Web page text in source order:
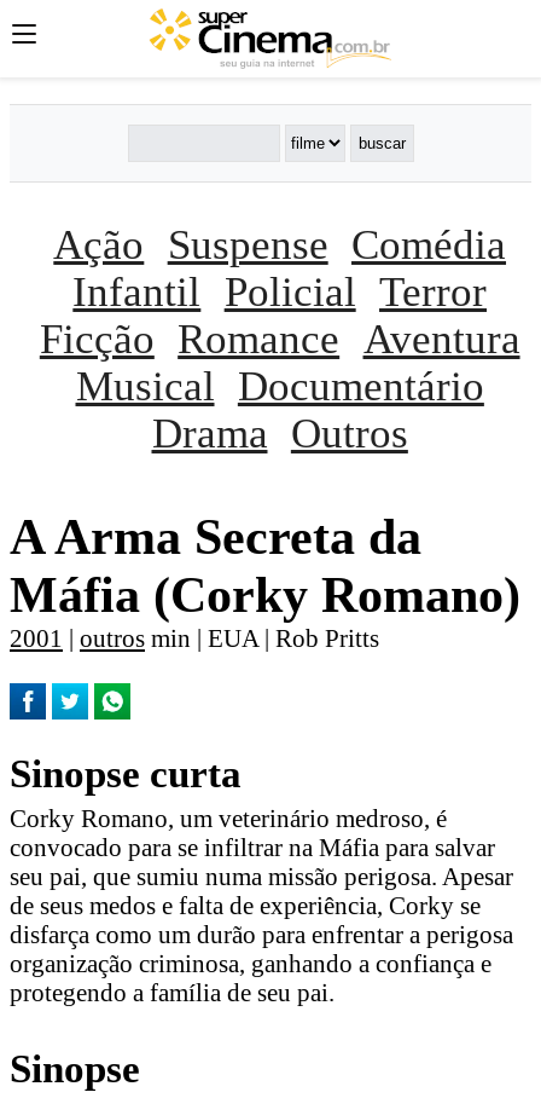
Ação Suspense Comédia
Infantil
Policial Terror
Ficção Romance Aventura
Musical
Documentário
Drama Outros
A Arma Secreta da
Máfia (Corky Romano)
2001 | outros min | EUA | Rob Pritts
Sinopse curta
Corky Romano, um veterinário medroso, é
convocado para se infiltrar na Máfia para salvar
seu pai, que sumiu numa missão perigosa. Apesar
de seus medos e falta de experiência, Corky se
disfarça como um durão para enfrentar a perigosa
organização criminosa, ganhando a confiança e
protegendo a família de seu pai.
Sinopse